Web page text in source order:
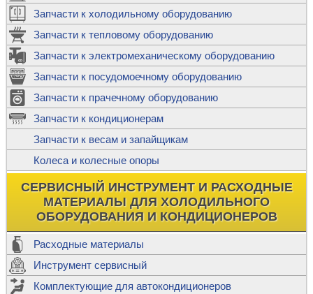
Запчасти к холодильному оборудованию
Запчасти к тепловому оборудованию
Запчасти к электромеханическому оборудованию
Запчасти к посудомоечному оборудованию
Запчасти к прачечному оборудованию
Запчасти к кондиционерам
Запчасти к весам и запайщикам
Колеса и колесные опоры
СЕРВИСНЫЙ ИНСТРУМЕНТ И РАСХОДНЫЕ
МАТЕРИАЛЫ ДЛЯ ХОЛОДИЛЬНОГО
ОБОРУДОВАНИЯ И КОНДИЦИОНЕРОВ
Расходные материалы
Инструмент сервисный
Комплектующие для автокондиционеров